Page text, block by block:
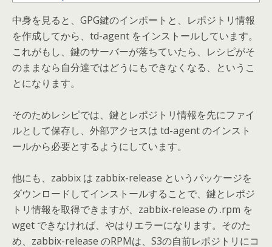
中身を見ると、GPG鍵のインポートと、レポジトリ情報
を作成してから、td-agent をインストールしています。
これがもし、鍵のサーバーが落ちていたら、レシピがそ
のままなら自分達ではどうにもできなくなる、というこ
とになります。
そのためレシピでは、鍵とレポジトリ情報を先にファイ
ルとして保存し、外部アクセスは td-agent のインスト
ールから必要とするようにしています。
他にも、zabbix は zabbix-release というパッケージを
ダウンロードしてインストールすることで、鍵とレポジ
トリ情報を取得できますが、zabbix-release の .rpm を
wget できなければ、やはりエラーになります。そのた
め、zabbix-release のRPMは、S3の自前レポジトリにコ